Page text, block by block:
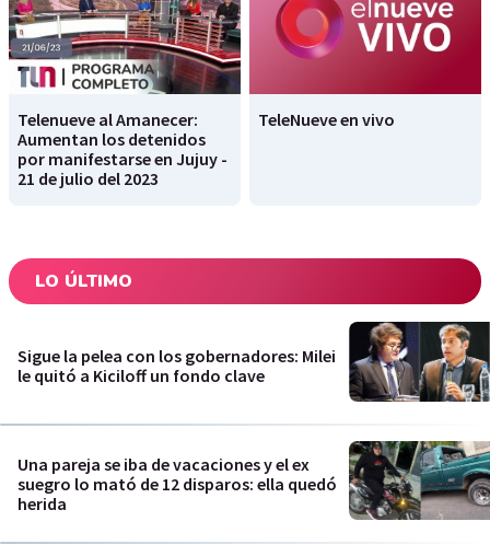
Telenueve al Amanecer:
Aumentan los detenidos
por manifestarse en Jujuy -
21 de julio del 2023
TeleNueve en vivo
LO ÚLTIMO
Sigue la pelea con los gobernadores: Milei
le quitó a Kiciloff un fondo clave
Una pareja se iba de vacaciones y el ex
suegro lo mató de 12 disparos: ella quedó
herida